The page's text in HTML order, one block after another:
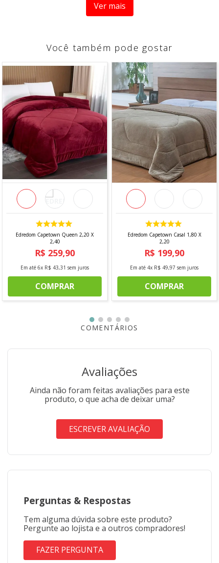
- Trama em 1000 fios
COMPOSIÇÃO
- 100% Algodão
O PRODUTO ACOMPANHA:
- 1 lençol superior
- 1 lençol inferior com elástico
- 2 fronhas
DIMENSÕES DO PRODUTO
- Lençol Superior: 2,20 m x 2,60 m
- Lençol Inferior: 1,40 m x 2,00 m + 40 cm (elástico)
- 2 unidades de Fronha: 50 cm x 70 cm + 7 cm
*Imagem meramente ilustrativa
Ver mais
Você também pode gostar
Edredom Capetown Queen 2,20 X
2,40
R$ 259,90
Em até 6x R$ 43,31 sem juros
COMPRAR
Edredom Capetown Casal 1,80 X
2,20
R$ 199,90
Em até 4x R$ 49,97 sem juros
COMPRAR
COMENTÁRIOS
Avaliações
Ainda não foram feitas avaliações para este
produto, o que acha de deixar uma?
ESCREVER AVALIAÇÃO
Perguntas & Respostas
Tem alguma dúvida sobre este produto?
Pergunte ao lojista e a outros compradores!
FAZER PERGUNTA